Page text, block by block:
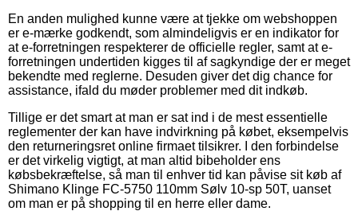
En anden mulighed kunne være at tjekke om webshoppen
er e-mærke godkendt, som almindeligvis er en indikator for
at e-forretningen respekterer de officielle regler, samt at e-
forretningen undertiden kigges til af sagkyndige der er meget
bekendte med reglerne. Desuden giver det dig chance for
assistance, ifald du møder problemer med dit indkøb.
Tillige er det smart at man er sat ind i de mest essentielle
reglementer der kan have indvirkning på købet, eksempelvis
den returneringsret online firmaet tilsikrer. I den forbindelse
er det virkelig vigtigt, at man altid bibeholder ens
købsbekræftelse, så man til enhver tid kan påvise sit køb af
Shimano Klinge FC-5750 110mm Sølv 10-sp 50T, uanset
om man er på shopping til en herre eller dame.